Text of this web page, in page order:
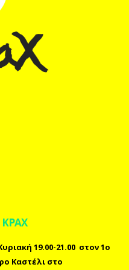
19.00-21.00 στον 1ο
Καστέλι στο